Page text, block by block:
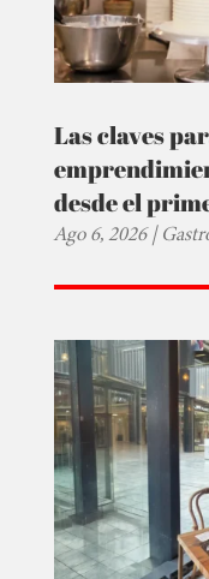
Las claves
desde el
Ago 6, 2026|